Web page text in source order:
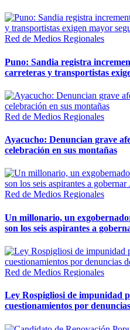
Red de Medios Regionales
Puno: Sandia registra
carreteras y transportistas
Red de Medios Regionales
Ayacucho: Denuncian grave
celebración en sus montañas
Red de Medios Regionales
Un millonario, un
son los seis aspirantes a
Red de Medios Regionales
Ley Rospigliosi de impunidad
cuestionamientos por